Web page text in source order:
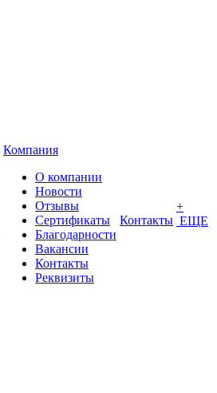
Компания
О компании
Новости
Отзывы
Сертификаты
Благодарности
Вакансии
Контакты
Реквизиты
Контакты
+
ЕЩЕ